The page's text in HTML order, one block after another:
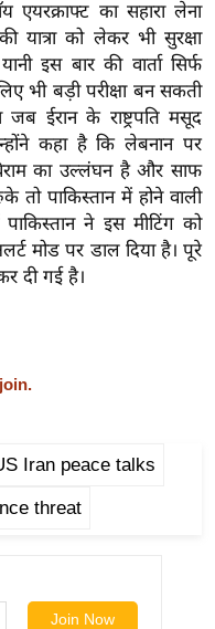
एयरक्राफ्ट का सहारा लेना
को लेकर भी सुरक्षा
इस बार की वार्ता सिर्फ
भी बड़ी परीक्षा बन सकती
ईरान के राष्ट्रपति मसूद
कहा है कि लेबनान पर
का उल्लंघन है और साफ
तो पाकिस्तान में होने वाली
पाकिस्तान ने इस मीटिंग को
मोड पर डाल दिया है। पूरे
दी गई है।
Iran peace talks
threat